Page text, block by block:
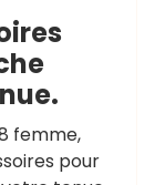
femme,
pour